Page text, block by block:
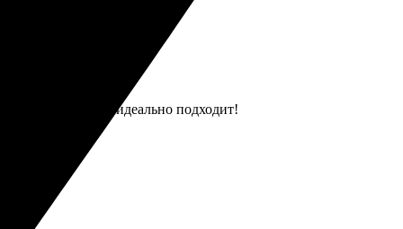
работа, рамка идеально подходит!